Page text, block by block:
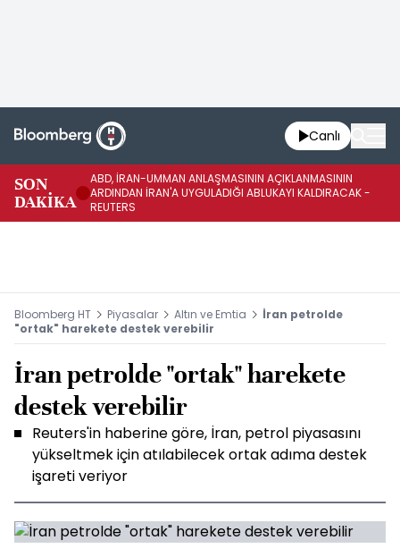
Canlı
SON
DAKİKA
ABD, İRAN-UMMAN ANLAŞMASININ AÇIKLANMASININ
ARDINDAN İRAN'A UYGULADIĞI ABLUKAYI KALDIRACAK -
REUTERS
Bloomberg HT Piyasalar Altın ve Emtia
İran petrolde
"ortak" harekete destek verebilir
İran petrolde "ortak" harekete
destek verebilir
Reuters'in haberine göre, İran, petrol piyasasını
yükseltmek için atılabilecek ortak adıma destek
işareti veriyor